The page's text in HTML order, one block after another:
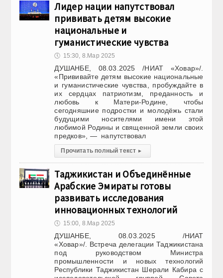
Лидер нации напутствовал
прививать детям высокие
национальные и
гуманистические чувства
🕔 15:30, 8.Мар 2025
ДУШАНБЕ, 08.03.2025 /НИАТ «Ховар»/.
«Прививайте детям высокие национальные
и гуманистические чувства, пробуждайте в
их сердцах патриотизм, преданность и
любовь к Матери-Родине, чтобы
сегодняшние подростки и молодёжь стали
будущими носителями имени этой
любимой Родины и священной земли своих
предков», — напутствовал
Прочитать полный текст ▸
Таджикистан и Объединённые
Арабские Эмираты готовы
развивать исследования
инновационных технологий
🕔 15:00, 8.Мар 2025
ДУШАНБЕ, 08.03.2025 /НИАТ
«Ховар»/. Встреча делегации Таджикистана
под руководством Министра
промышленности и новых технологий
Республики Таджикистан Шерали Кабира с